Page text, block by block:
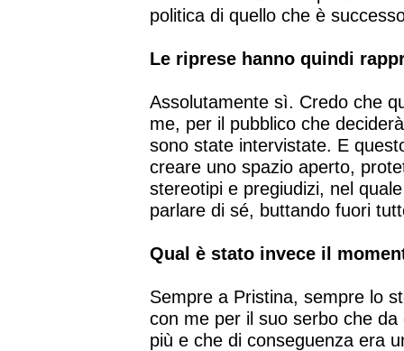
politica di quello che è
Le riprese hanno quindi
Assolutamente sì. Credo che
me, per il pubblico che
sono state intervistate. E
creare uno spazio aperto,
stereotipi e pregiudizi, nel
parlare di sé, buttando fuori
Qual è stato invece il
Sempre a Pristina, sempre lo
con me per il suo serbo che
più e che di conseguenza era